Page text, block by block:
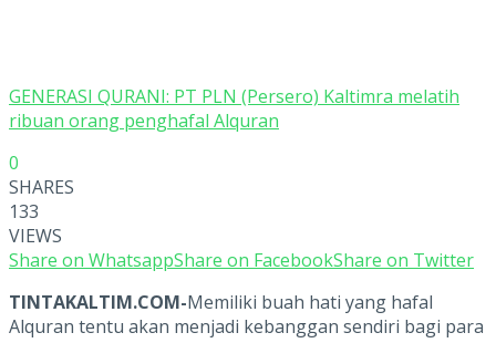
GENERASI QURANI: PT PLN (Persero) Kaltimra melatih
ribuan orang penghafal Alquran
0
SHARES
133
VIEWS
Share on WhatsappShare on FacebookShare on Twitter
TINTAKALTIM.COM-Memiliki buah hati yang hafal
Alquran tentu akan menjadi kebanggan sendiri bagi para